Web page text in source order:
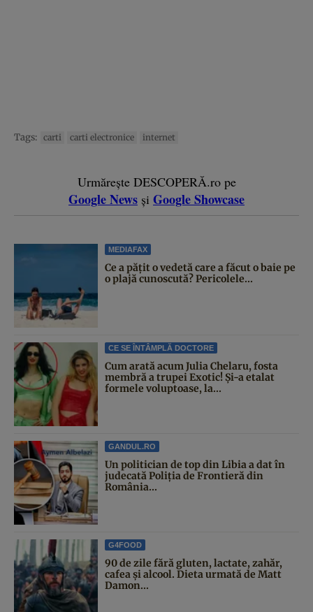
Tags: carti carti electronice internet
Urmărește DESCOPERĂ.ro pe
Google News și Google Showcase
MEDIAFAX
Ce a pățit o vedetă care a făcut o baie pe
o plajă cunoscută? Pericolele...
CE SE ÎNTÂMPLĂ DOCTORE
Cum arată acum Julia Chelaru, fosta
membră a trupei Exotic! Și-a etalat
formele voluptoase, la...
GANDUL.RO
Un politician de top din Libia a dat în
judecată Poliția de Frontieră din
România...
G4FOOD
90 de zile fără gluten, lactate, zahăr,
cafea și alcool. Dieta urmată de Matt
Damon...